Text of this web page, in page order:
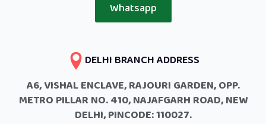
Whatsapp
DELHI BRANCH ADDRESS
A6, VISHAL ENCLAVE, RAJOURI GARDEN, OPP.
METRO PILLAR NO. 410, NAJAFGARH ROAD, NEW
DELHI, PINCODE: 110027.